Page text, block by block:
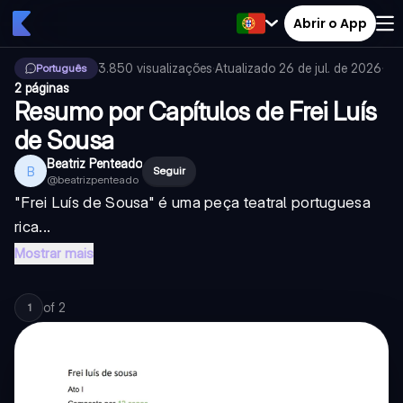
Abrir o App
Português 3.850 visualizações·Atualizado 26 de jul. de 2026·
2 páginas
Resumo por Capítulos de Frei Luís
de Sousa
B Beatriz Penteado
@beatrizpenteado
Seguir
"Frei Luís de Sousa" é uma peça teatral portuguesa
rica...
Mostrar mais
1 of 2